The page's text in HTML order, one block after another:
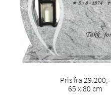
Pris fra 29.200,-
65 x 80 cm